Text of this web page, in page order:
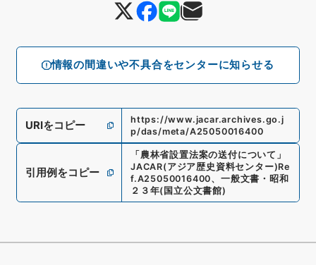
情報の間違いや不具合をセンターに知らせる
URIをコピー
https://www.jacar.archives.go.j
p/das/meta/A25050016400
引用例をコピー
「 農林省設置法案の送付について 」
JACAR(アジア歴史資料センター)Re
f.A25050016400、 一般文書・昭和
２３年( 国立公文書館)